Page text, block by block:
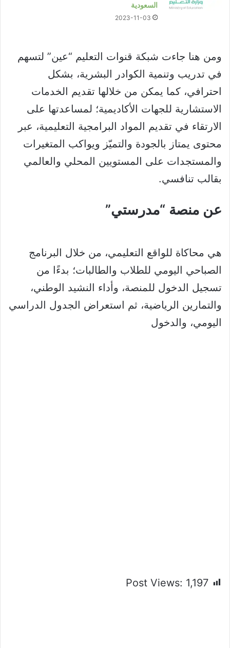
السعودية
2023-11-03
ومن هنا جاءت شبكة قنوات التعليم “عين” لتسهم
في تدريب وتنمية الكوادر البشرية، بشكل
احترافي، كما يمكن من خلالها تقديم الخدمات
الاستشارية للجهات الأكاديمية؛ لمساعدتها على
الارتقاء في تقديم المواد البرامجية التعليمية، عبر
محتوى يمتاز بالجودة والتميّز ويواكب المتغيرات
والمستجدات على المستويين المحلي والعالمي
بقالب تنافسي.
عن منصة “مدرستي”
هي محاكاة للواقع التعليمي، من خلال البرنامج
الصباحي اليومي للطلاب والطالبات؛ بدءًا من
تسجيل الدخول للمنصة، وأداء النشيد الوطني،
والتمارين الرياضية، ثم استعراض الجدول الدراسي
اليومي، والدخول
Post Views: 1,197